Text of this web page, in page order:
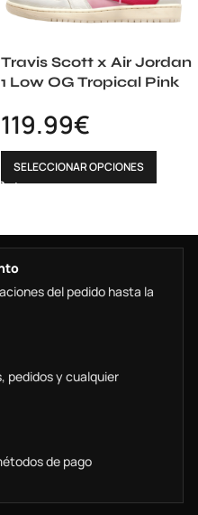
Travis Scott x Air Jordan
1 Low OG Tropical Pink
119.99€
SELECCIONAR OPCIONES
del pedido hasta la
pedidos y cualquier
de pago